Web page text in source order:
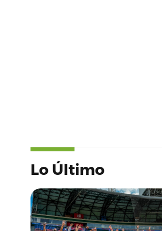
Lo Último